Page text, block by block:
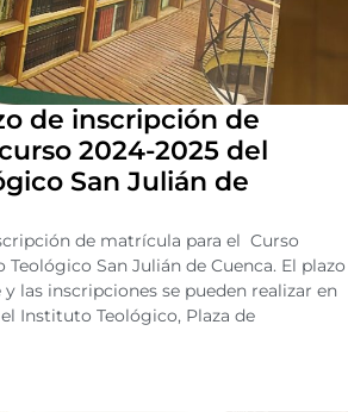
de inscripción de
2024-2025 del
San Julián de
de matrícula para el Curso
San Julián de Cuenca. El plazo
las inscripciones se pueden realizar en
Instituto Teológico, Plaza de